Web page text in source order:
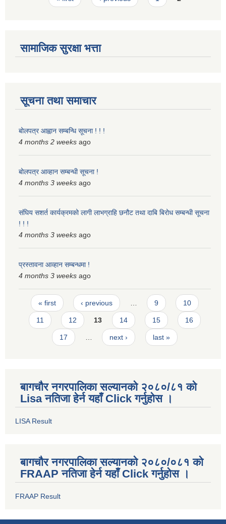
सामाजिक सुरक्षा भत्ता
सूचना तथा समाचार
बोलपत्र आह्वान सम्बन्धि सूचना ! ! !
4 months 2 weeks ago
बोलपत्र आव्हान सम्बन्धी सूचना !
4 months 3 weeks ago
संघिय सशर्त कार्यक्रमको लागी लाभग्राहि छनौट तथा दाबि बिरोध सम्बन्धी सूचना
! ! !
4 months 3 weeks ago
प्रस्तावना आव्हान सम्बन्धमा !
4 months 3 weeks ago
Pages
« first ‹ previous … 9 10
11 12 13 14 15 16
17 … next › last »
बागचौर नगरपालिका सल्यानको २०८०/८१ को
Lisa नतिजा हेर्न यहाँ Click गर्नुहोस ।
LISA Result
बागचौर नगरपालिका सल्यानको २०८०/०८१ को
FRAAP नतिजा हेर्न यहाँ Click गर्नुहोस ।
FRAAP Result